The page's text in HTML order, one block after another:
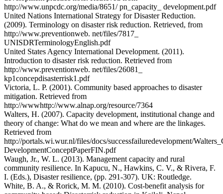
http://www.unpcdc.org/media/8651/ pn_capacity_ development.pdf
United Nations International Strategy for Disaster Reduction.
(2009). Terminology on disaster risk reduction. Retrieved, from
http://www.preventionweb. net/files/7817_
UNISDRTerminologyEnglish.pdf
United States Agency International Development. (2011).
Introduction to disaster risk reduction. Retrieved from
http://www.preventionweb. net/files/26081_
kp1concepdisasterrisk1.pdf
Victoria, L. P. (2001). Community based approaches to disaster
mitigation. Retrieved from
http://wwwhttp://www.alnap.org/resource/7364
Walters, H. (2007). Capacity development, institutional change and
theory of change: What do we mean and where are the linkages.
Retrieved from
http://portals.wi.wur.nl/files/docs/successfailuredevelopment/
DevelopmentConceptPaperFIN.pdf
Waugh, Jr., W. L. (2013). Management capacity and rural
community resilience. In Kapucu, N., Hawkins, C. V., & Rivera, F.
I. (Eds.), Disaster resilience, (pp. 291-307). UK: Routledge.
White, B. A., & Rorick, M. M. (2010). Cost-benefit analysis for